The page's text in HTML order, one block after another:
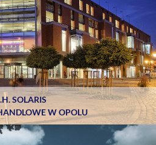
SOLARIS
W OPOLU